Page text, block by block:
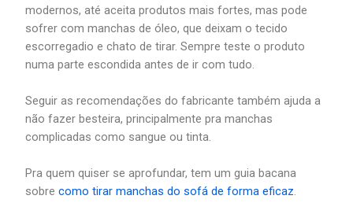
modernos, até aceita produtos mais fortes, mas pode
sofrer com manchas de óleo, que deixam o tecido
escorregadio e chato de tirar. Sempre teste o produto
numa parte escondida antes de ir com tudo.
Seguir as recomendações do fabricante também ajuda a
não fazer besteira, principalmente pra manchas
complicadas como sangue ou tinta.
Pra quem quiser se aprofundar, tem um guia bacana
sobrecomo tirar manchas do sofá de forma eficaz.